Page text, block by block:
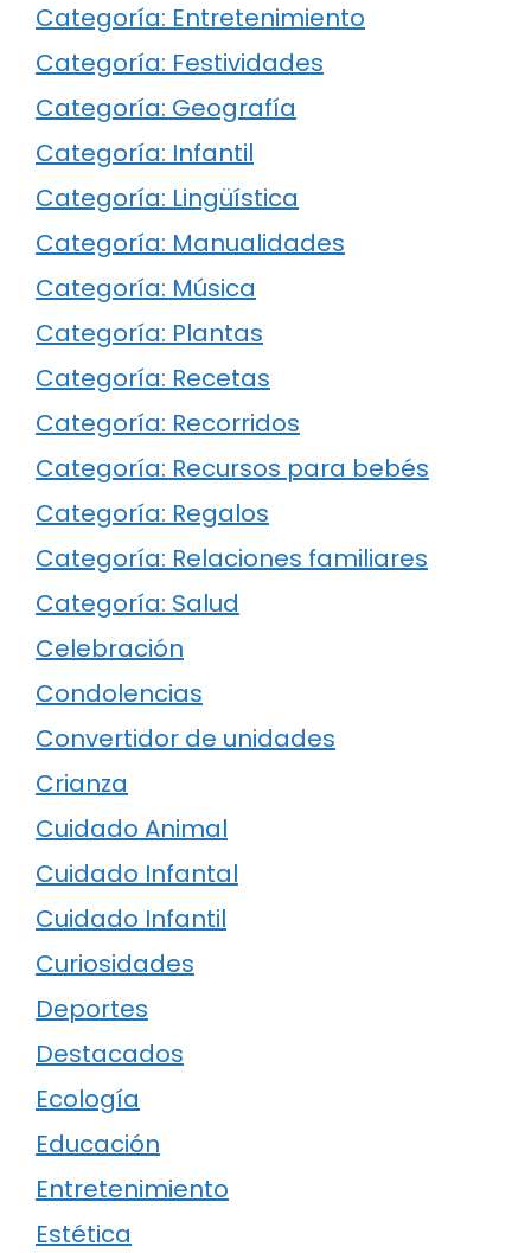
Categoría: Entretenimiento
Categoría: Festividades
Categoría: Geografía
Categoría: Infantil
Categoría: Lingüística
Categoría: Manualidades
Categoría: Música
Categoría: Plantas
Categoría: Recetas
Categoría: Recorridos
Categoría: Recursos para bebés
Categoría: Regalos
Categoría: Relaciones familiares
Categoría: Salud
Celebración
Condolencias
Convertidor de unidades
Crianza
Cuidado Animal
Cuidado Infantal
Cuidado Infantil
Curiosidades
Deportes
Destacados
Ecología
Educación
Entretenimiento
Estética